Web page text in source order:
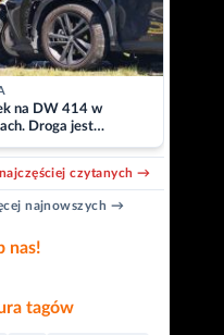
na DW 414 w
Droga jest
czytanych →
najnowszych →
nas!
tagów